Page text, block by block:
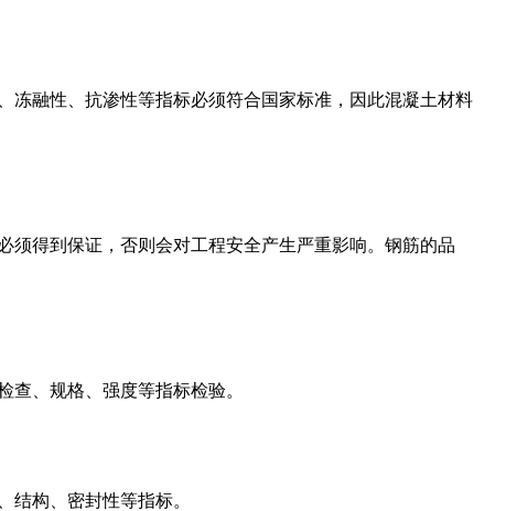
冻融性、抗渗性等指标必须符合国家标准，因此混凝土材料
须得到保证，否则会对工程安全产生严重影响。钢筋的品
查、规格、强度等指标检验。
结构、密封性等指标。